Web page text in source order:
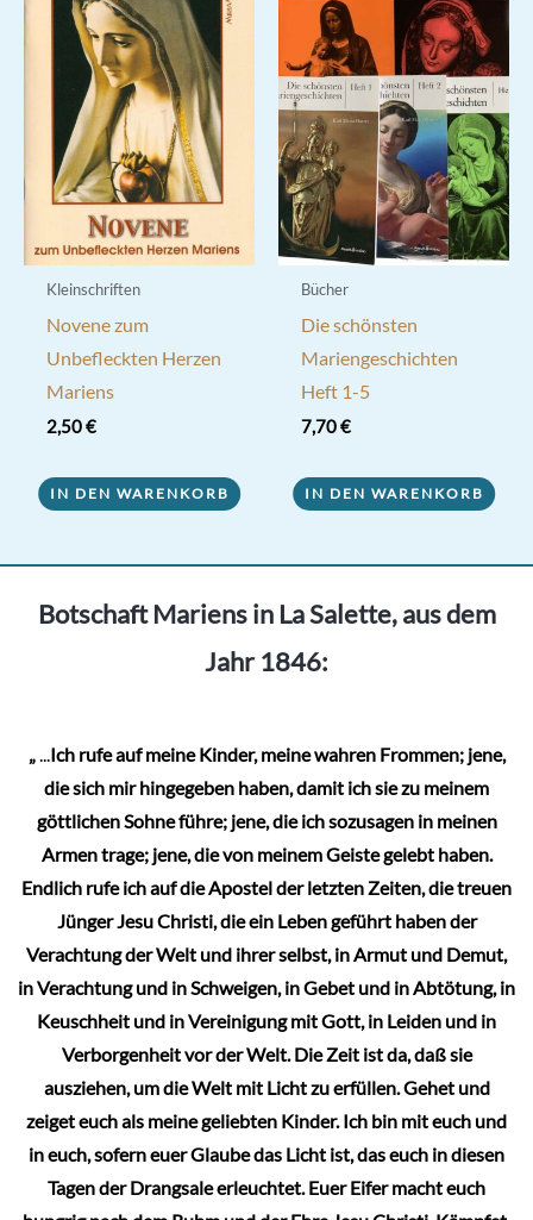
Kleinschriften
Novene zum
Unbefleckten Herzen
Mariens
2,50€
IN DEN WARENKORB
Bücher
Die schönsten
Mariengeschichten
Heft 1-5
7,70€
IN DEN WARENKORB
Botschaft Mariens in La Salette, aus dem
Jahr 1846:
„...Ich rufe auf meine Kinder, meine wahren Frommen; jene,
die sich mir hingegeben haben, damit ich sie zu meinem
göttlichen Sohne führe; jene, die ich sozusagen in meinen
Armen trage; jene, die von meinem Geiste gelebt haben.
Endlich rufe ich auf die Apostel der letzten Zeiten, die treuen
Jünger Jesu Christi, die ein Leben geführt haben der
Verachtung der Welt und ihrer selbst, in Armut und Demut,
in Verachtung und in Schweigen, in Gebet und in Abtötung, in
Keuschheit und in Vereinigung mit Gott, in Leiden und in
Verborgenheit vor der Welt. Die Zeit ist da, daß sie
ausziehen, um die Welt mit Licht zu erfüllen. Gehet und
zeiget euch als meine geliebten Kinder. Ich bin mit euch und
in euch, sofern euer Glaube das Licht ist, das euch in diesen
Tagen der Drangsale erleuchtet. Euer Eifer macht euch